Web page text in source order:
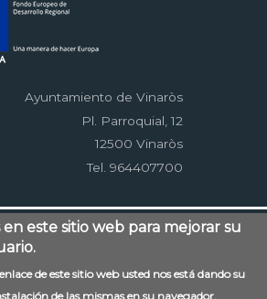
Ayuntamiento de Vinaròs
Pl. Parroquial, 12
12500 Vinaròs
Tel. 964407700
legal
Mapa web
Política de privacidad
este sitio web para mejorar su
de este sitio web usted nos está dando su
de las mismas en su navegador.